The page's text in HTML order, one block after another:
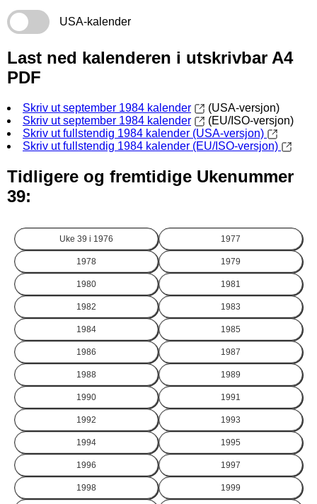
USA-kalender
Last ned kalenderen i utskrivbar A4
PDF
Skriv ut september 1984 kalender
(USA-versjon)
Skriv ut september 1984 kalender
(EU/ISO-versjon)
Skriv ut fullstendig 1984 kalender (USA-versjon)
Skriv ut fullstendig 1984 kalender (EU/ISO-versjon)
Tidligere og fremtidige Ukenummer
39:
Uke 39 i 1976 1977
1978 1979
1980 1981
1982 1983
1984 1985
1986 1987
1988 1989
1990 1991
1992 1993
1994 1995
1996 1997
1998 1999